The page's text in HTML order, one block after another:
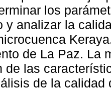
los
y analizar la
de La Paz. La
de las
de la